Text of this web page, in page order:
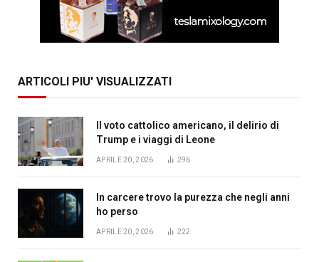
ARTICOLI PIU' VISUALIZZATI
Il voto cattolico americano, il delirio di
Trump e i viaggi di Leone
APRILE 20, 2026 296
In carcere trovo la purezza che negli anni
ho perso
APRILE 20, 2026 222